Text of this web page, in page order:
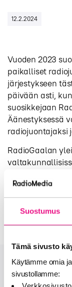
Suostumus
Tämä sivusto
Käytämme omia
sivustollamme:
12.2.2024
Vuoden 2023
paikalliset
järjestykseen
päivään asti,
suosikkejaan
Äänestyksessä
radiojuontajaksi
RadioGaalan
radiotoimialan
RadioGaalassa
Onko